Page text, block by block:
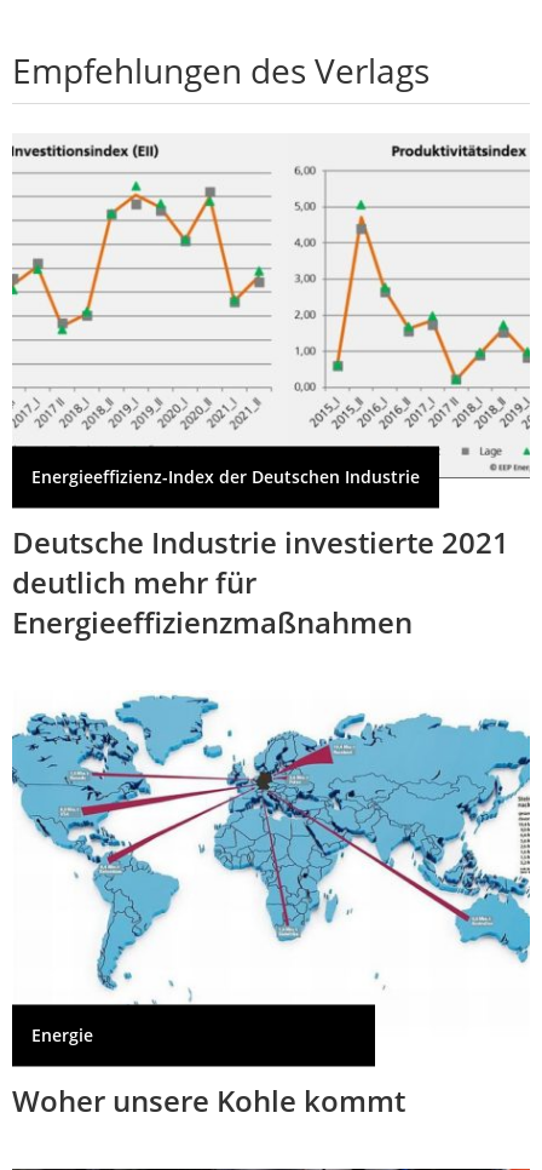
Empfehlungen des Verlags
Energieeffizienz-Index der Deutschen Industrie
Deutsche Industrie investierte 2021
deutlich mehr für
Energieeffizienzmaßnahmen
Energie
Woher unsere Kohle kommt